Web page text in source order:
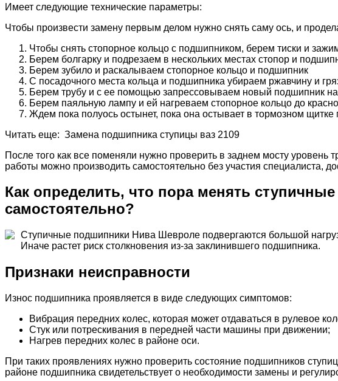
Имеет следующие технические параметры:
Чтобы произвести замену первым делом нужно снять саму ось, и
Чтобы снять стопорное кольцо с подшипником, берем тиски и
Берем болгарку и подрезаем в нескольких местах стопор и
Берем зубило и раскалываем стопорное кольцо и подшипник
С посадочного места кольца и подшипника убираем ржавчину и
Берем трубу и с ее помощью запрессовываем новый подшипник
Берем паяльную лампу и ей нагреваем стопорное кольцо до
Ждем пока полуось остынет, пока она остывает в тормозном щитке
Читать еще: Замена подшипника ступицы ваз 2109
После того как все поменяли нужно проверить в заднем мосту
работы можно производить самостоятельно без участия специалиста,
Как определить, что пора менять
самостоятельно?
Ступичные подшипники Нива Шевроле подвергаются большой
Иначе растет риск столкновения из-за заклинившего подшипника.
Признаки неисправности
Износ подшипника проявляется в виде следующих симптомов:
Вибрация передних колес, которая может отдаваться в рулевое
Стук или потрескивания в передней части машины при движении;
Нагрев передних колес в районе оси.
При таких проявлениях нужно проверить состояние подшипников
районе подшипника свидетельствует о необходимости замены и